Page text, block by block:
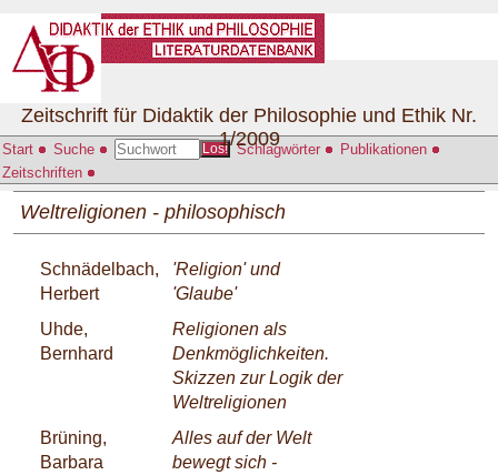
Start Suche Los! Schlagwörter
Publikationen
Zeitschriften
Zeitschrift für Didaktik der Philosophie und Ethik Nr.
1/2009
Weltreligionen - philosophisch
Schnädelbach,
Herbert
'Religion' und
'Glaube'
Uhde,
Bernhard
Religionen als
Denkmöglichkeiten.
Skizzen zur Logik der
Weltreligionen
Brüning,
Barbara
Alles auf der Welt
bewegt sich -